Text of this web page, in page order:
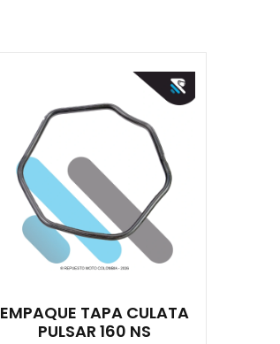
EMPAQUE TAPA CULATA
PULSAR 160 NS